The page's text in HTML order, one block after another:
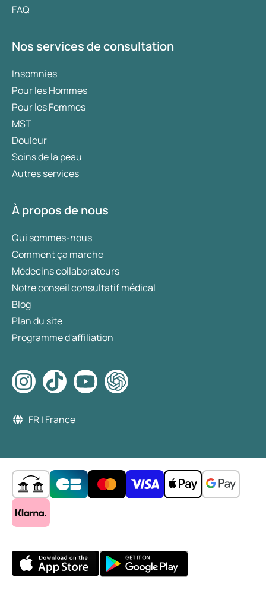
FAQ
Nos services de consultation
Insomnies
Pour les Hommes
Pour les Femmes
MST
Douleur
Soins de la peau
Autres services
À propos de nous
Qui sommes-nous
Comment ça marche
Médecins collaborateurs
Notre conseil consultatif médical
Blog
Plan du site
Programme d'affiliation
FR | France